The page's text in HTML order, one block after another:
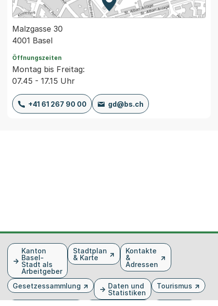
Zur Karte von MapBS.
Externer Link, wird in einem
Malzgasse 30
4001 Basel
Öffnungszeiten
Montag bis Freitag:
07.45 - 17.15 Uhr
+41 61 267 90 00 gd@bs.ch
FusszeileKanton
Basel-
Stadt als
Arbeitgeber
Stadtplan
& Karte
Kontakte
&
Adressen
Gesetzessammlung
Daten und
Statistiken
Tourismus